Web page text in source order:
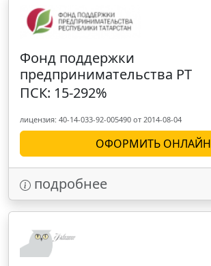
Фонд поддержки
предпринимательства РТ
ПСК: 15-292%
лицензия: 40-14-033-92-005490 от 2014-08-04
ОФОРМИТЬ ОНЛАЙН
подробнее